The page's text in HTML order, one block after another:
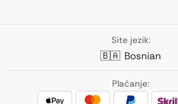
Site jezik:
🇧🇦 Bosnian
Plaćanje: